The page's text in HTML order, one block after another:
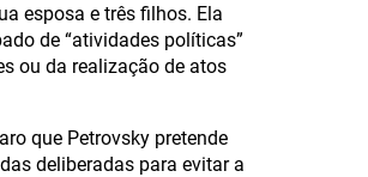
esposa e três filhos. Ela
de “atividades políticas”
ou da realização de atos
que Petrovsky pretende
deliberadas para evitar a